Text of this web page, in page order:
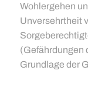
Wohlergehen
Unversehrtheit
(Gefährdungen
Grundlage der